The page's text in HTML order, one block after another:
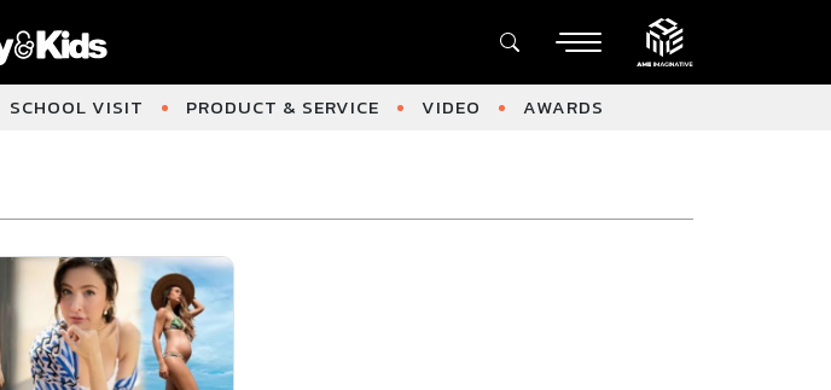
SCHOOL VISIT PRODUCT & SERVICE VIDEO AWARDS